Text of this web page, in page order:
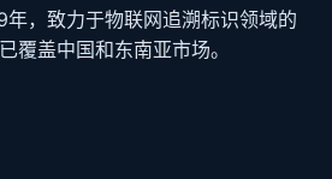
，致力于物联网追溯标识领域的
覆盖中国和东南亚市场。